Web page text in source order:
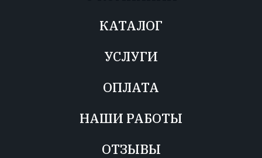
КАТАЛОГ
УСЛУГИ
ОПЛАТА
НАШИ РАБОТЫ
ОТЗЫВЫ